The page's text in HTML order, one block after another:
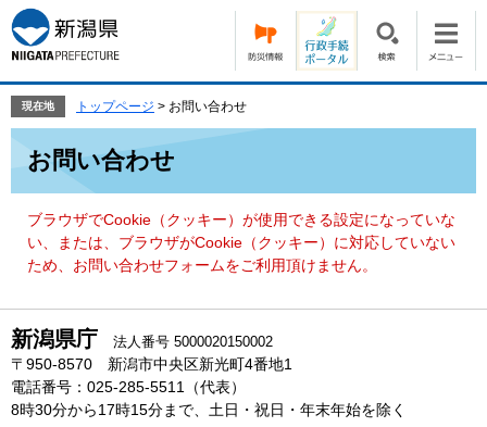
ー
ジ
の
頭
す。
ニ
ュ
ー
飛
て
現在地 トップページ > お問い合わせ
お問い合わせ
ブラウザでCookie（クッキー）が使用できる設定になっていな
い、または、ブラウザがCookie（クッキー）に対応していない
ため、お問い合わせフォームをご利用頂けません。
新潟県庁 法人番号 5000020150002
〒950-8570 新潟市中央区新光町4番地1
電話番号：025-285-5511（代表）
8時30分から17時15分まで、土日・祝日・年末年始を除く